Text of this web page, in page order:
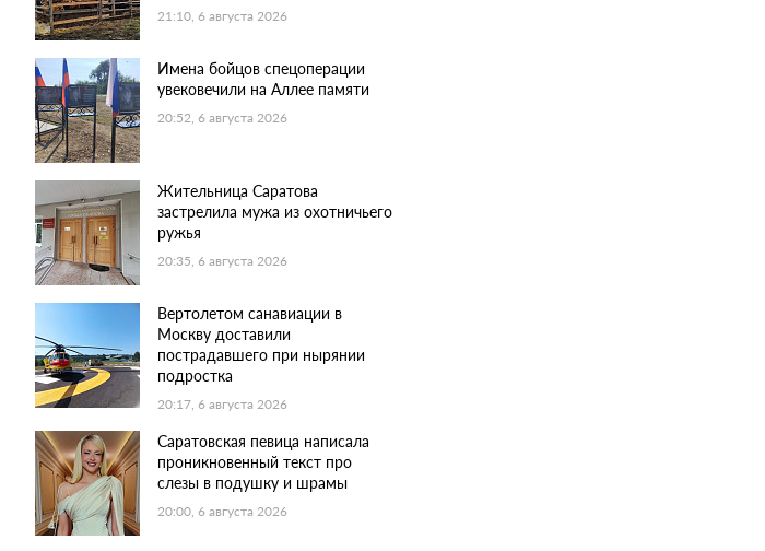
21:10, 6 августа 2026
Имена бойцов спецоперации
увековечили на Аллее памяти
20:52, 6 августа 2026
Жительница Саратова
застрелила мужа из охотничьего
ружья
20:35, 6 августа 2026
Вертолетом санавиации в
Москву доставили
пострадавшего при нырянии
подростка
20:17, 6 августа 2026
Саратовская певица написала
проникновенный текст про
слезы в подушку и шрамы
20:00, 6 августа 2026